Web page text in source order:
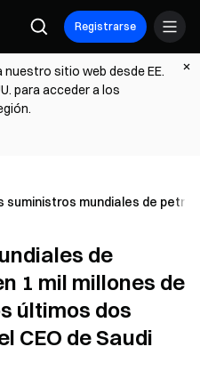
Registrarse
sitio web desde EE.
para acceder a los
suministros mundiales de
de
1 mil millones de
últimos dos
CEO de Saudi